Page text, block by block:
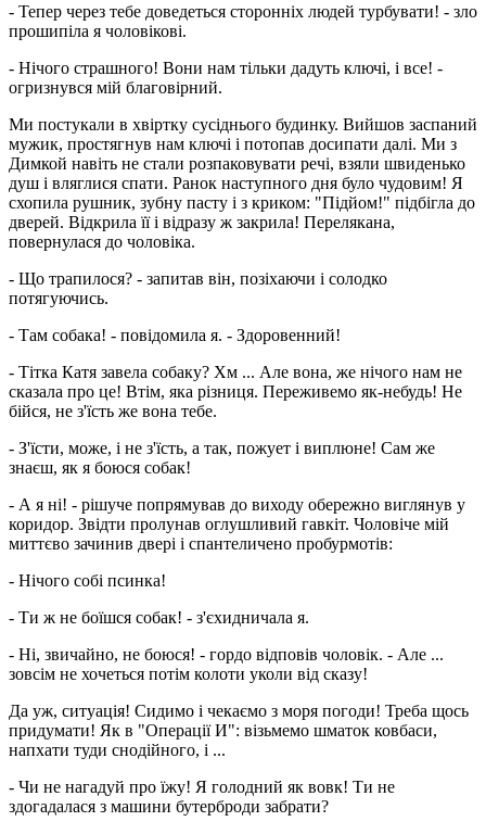
- Тепер через тебе доведеться сторонніх людей турбувати! - зло
прошипіла я чоловікові.
- Нічого страшного! Вони нам тільки дадуть ключі, і все! -
огризнувся мій благовірний.
Ми постукали в хвіртку сусіднього будинку. Вийшов заспаний
мужик, простягнув нам ключі і потопав досипати далі. Ми з
Димкой навіть не стали розпаковувати речі, взяли швиденько
душ і вляглися спати. Ранок наступного дня було чудовим! Я
схопила рушник, зубну пасту і з криком: "Підйом!" підбігла до
дверей. Відкрила її і відразу ж закрила! Перелякана,
повернулася до чоловіка.
- Що трапилося? - запитав він, позіхаючи і солодко
потягуючись.
- Там собака! - повідомила я. - Здоровенний!
- Тітка Катя завела собаку? Хм ... Але вона, же нічого нам не
сказала про це! Втім, яка різниця. Переживемо як-небудь! Не
бійся, не з'їсть же вона тебе.
- З'їсти, може, і не з'їсть, а так, пожует і виплюне! Сам же
знаєш, як я боюся собак!
- А я ні! - рішуче попрямував до виходу обережно виглянув у
коридор. Звідти пролунав оглушливий гавкіт. Чоловіче мій
миттєво зачинив двері і спантеличено пробурмотів:
- Нічого собі псинка!
- Ти ж не боїшся собак! - з'єхидничала я.
- Ні, звичайно, не боюся! - гордо відповів чоловік. - Але ...
зовсім не хочеться потім колоти уколи від сказу!
Да уж, ситуація! Сидимо і чекаємо з моря погоди! Треба щось
придумати! Як в "Операції И": візьмемо шматок ковбаси,
напхати туди снодійного, і ...
- Чи не нагадуй про їжу! Я голодний як вовк! Ти не
здогадалася з машини бутерброди забрати?